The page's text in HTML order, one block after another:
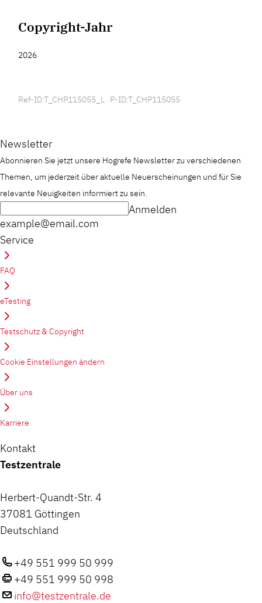
Copyright-Jahr
2026
Ref-ID:T_CHP115055_L P-ID:T_CHP115055
Newsletter
Abonnieren Sie jetzt unsere Hogrefe Newsletter zu verschiedenen
Themen, um jederzeit über aktuelle Neuerscheinungen und für Sie
relevante Neuigkeiten informiert zu sein.
example@email.com
Anmelden
Service
FAQ
eTesting
Testschutz & Copyright
Cookie Einstellungen ändern
Über uns
Karriere
Kontakt
Testzentrale
Herbert-Quandt-Str. 4
37081 Göttingen
Deutschland
+49 551 999 50 999
+49 551 999 50 998
info@testzentrale.de